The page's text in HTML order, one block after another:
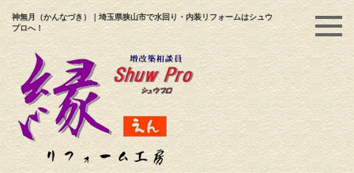
神無月（かんなづき）｜埼玉県狭山市で水回り・内装リフォームはシュウ
プロへ！